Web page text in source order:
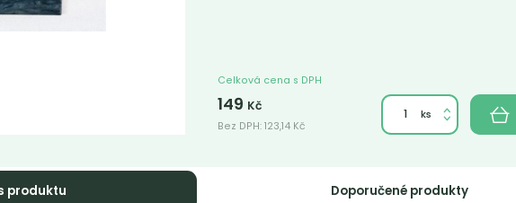
Celková cena s DPH
149 Kč
Bez DPH: 123,14Kč
produktu Doporučené produkty